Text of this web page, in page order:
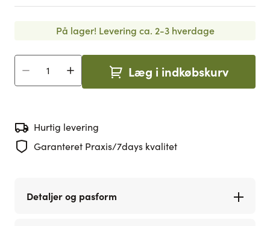
På lager! Levering ca. 2-3 hverdage
Antal Læg i indkøbskurv
Hurtig levering
Garanteret Praxis/7days kvalitet
Detaljer og pasform